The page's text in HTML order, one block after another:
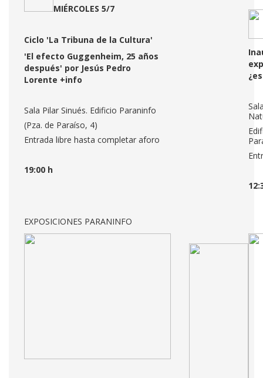
MIÉRCOLES 5/7
Ciclo 'La Tribuna de la Cultura'
'El efecto Guggenheim, 25 años
después' por Jesús Pedro
Lorente +info
Sala Pilar Sinués. Edificio Paraninfo
(Pza. de Paraíso, 4)
Entrada libre hasta completar aforo
19:00 h
EXPOSICIONES PARANINFO